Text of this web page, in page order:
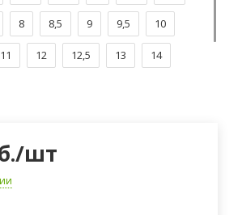
8 8,5 9 9,5 10
11 12 12,5 13 14
/шт